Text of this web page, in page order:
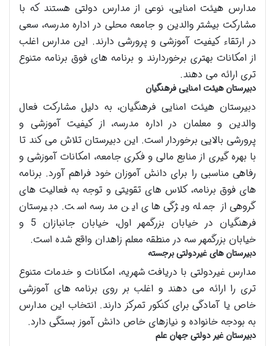
مدارس هیئت امنایی، نوعی از مدارس دولتی هستند که با
مشارکت بیشتر والدین و جامعه محلی در اداره مدرسه، سعی
در ارتقاء کیفیت آموزشی و پرورشی دارند. این مدارس اغلب
از امکانات بهتری برخوردارند و برنامه های فوق برنامه متنوع
تری ارائه می دهند.
دبیرستان هیئت امنایی فرهنگیان
دبیرستان هیئت امنایی فرهنگیان، به دلیل مشارکت فعال
والدین و معلمان در اداره مدرسه، از کیفیت آموزشی و
پرورشی بالایی برخوردار است. این دبیرستان تلاش می کند تا
با بهره گیری از منابع مالی و فکری جامعه، امکانات آموزشی و
رفاهی مناسبی را برای دانش آموزان خود فراهم آورد. برنامه
های فوق برنامه، کلاس های تقویتی و توجه به فعالیت های
گروهی از جمله ویژگی های این مدرسه است. دبیرستان
فرهنگیان در خیابان بزرگمهر اول، خیابان جانبازان 5 و
خیابان بزرگمهر سه در منطقه معلم زاهدان واقع شده است.
دبیرستان های غیردولتی برجسته
مدارس غیردولتی با دریافت شهریه، امکانات و خدمات متنوع
تری را ارائه می دهند و اغلب بر روی برنامه های آموزشی
خاص یا آمادگی برای کنکور تمرکز دارند. انتخاب این مدارس
به بودجه خانواده و نیازهای خاص دانش آموز بستگی دارد.
دبیرستان غیر دولتی جهان علم